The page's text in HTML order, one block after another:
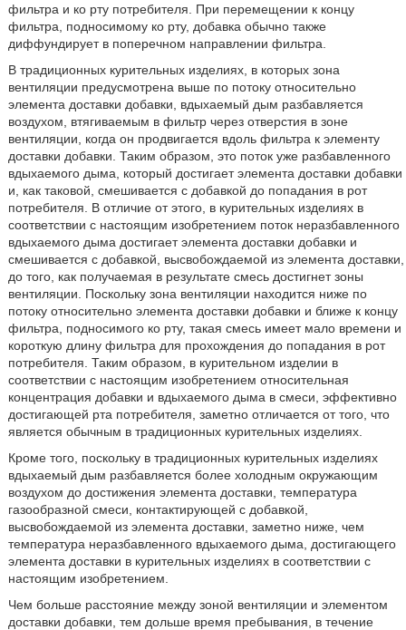
фильтра и ко рту потребителя. При перемещении к концу
фильтра, подносимому ко рту, добавка обычно также
диффундирует в поперечном направлении фильтра.
В традиционных курительных изделиях, в которых зона
вентиляции предусмотрена выше по потоку относительно
элемента доставки добавки, вдыхаемый дым разбавляется
воздухом, втягиваемым в фильтр через отверстия в зоне
вентиляции, когда он продвигается вдоль фильтра к элементу
доставки добавки. Таким образом, это поток уже разбавленного
вдыхаемого дыма, который достигает элемента доставки добавки
и, как таковой, смешивается с добавкой до попадания в рот
потребителя. В отличие от этого, в курительных изделиях в
соответствии с настоящим изобретением поток неразбавленного
вдыхаемого дыма достигает элемента доставки добавки и
смешивается с добавкой, высвобождаемой из элемента доставки,
до того, как получаемая в результате смесь достигнет зоны
вентиляции. Поскольку зона вентиляции находится ниже по
потоку относительно элемента доставки добавки и ближе к концу
фильтра, подносимого ко рту, такая смесь имеет мало времени и
короткую длину фильтра для прохождения до попадания в рот
потребителя. Таким образом, в курительном изделии в
соответствии с настоящим изобретением относительная
концентрация добавки и вдыхаемого дыма в смеси, эффективно
достигающей рта потребителя, заметно отличается от того, что
является обычным в традиционных курительных изделиях.
Кроме того, поскольку в традиционных курительных изделиях
вдыхаемый дым разбавляется более холодным окружающим
воздухом до достижения элемента доставки, температура
газообразной смеси, контактирующей с добавкой,
высвобождаемой из элемента доставки, заметно ниже, чем
температура неразбавленного вдыхаемого дыма, достигающего
элемента доставки в курительных изделиях в соответствии с
настоящим изобретением.
Чем больше расстояние между зоной вентиляции и элементом
доставки добавки, тем дольше время пребывания, в течение